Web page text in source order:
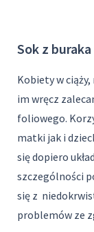
Sok z
Kobiety w
im wręcz
foliowego.
matki jak i
się dopiero
szczególności
się z
problemów ze